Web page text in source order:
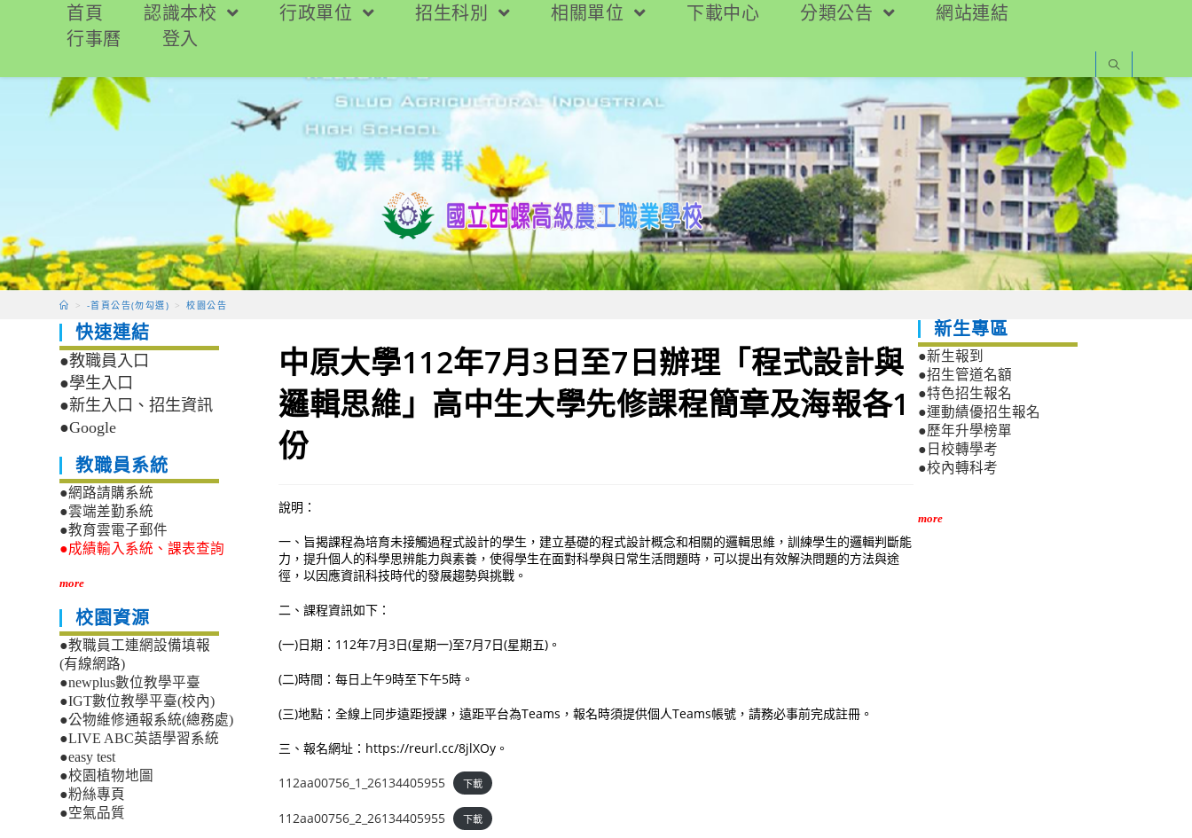
要
首頁 認識本校 行政單位 招生科別 相關單位 下載中心 分類公告
網站連結
行事曆
登入
> -首頁公告(勿勾選) > 校園公告
中原大學112年7月3日至7日辦理「程式設計與
邏輯思維」高中生大學先修課程簡章及海報各1
份
說明：
一、旨揭課程為培育未接觸過程式設計的學生，建立基礎的程式設計概念和相關的邏輯思維，訓練學生的邏輯判斷能
力，提升個人的科學思辨能力與素養，使得學生在面對科學與日常生活問題時，可以提出有效解決問題的方法與途
徑，以因應資訊科技時代的發展趨勢與挑戰。
二、課程資訊如下：
(一)日期：112年7月3日(星期一)至7月7日(星期五)。
(二)時間：每日上午9時至下午5時。
(三)地點：全線上同步遠距授課，遠距平台為Teams，報名時須提供個人Teams帳號，請務必事前完成註冊。
三、報名網址：https://reurl.cc/8jlXOy。
112aa00756_1_26134405955 下載
112aa00756_2_26134405955 下載
快速連結
●教職員入口
●學生入口
●新生入口、招生資訊
●Google
教職員系統
●網路請購系統
●雲端差勤系統
●教育雲電子郵件
●成績輸入系統、課表查詢
more
校園資源
●教職員工連網設備填報
(有線網路)
●newplus數位教學平臺
●IGT數位教學平臺(校內)
●公物維修通報系統(總務處)
●LIVE ABC英語學習系統
●easy test
●校園植物地圖
●粉絲專頁
●空氣品質
新生專區
●新生報到
●招生管道名額
●特色招生報名
●運動績優招生報名
●歷年升學榜單
●日校轉學考
●校內轉科考
more